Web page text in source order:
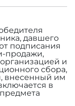
давшего
подписания
продажи,
и
сбора,
внесенный им
в